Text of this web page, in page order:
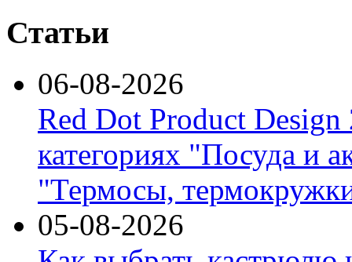
Статьи
06-08-2026
Red Dot Product Design
категориях "Посуда и
"Термосы,
05-08-2026